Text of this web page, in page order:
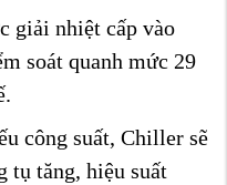
giải nhiệt cấp vào
soát quanh mức 29
công suất, Chiller sẽ
tụ tăng, hiệu suất